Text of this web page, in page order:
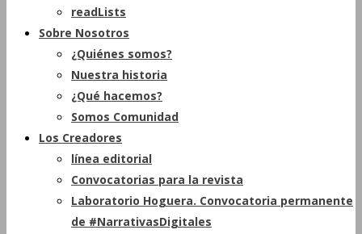
readLists
Sobre Nosotros
¿Quiénes somos?
Nuestra historia
¿Qué hacemos?
Somos Comunidad
Los Creadores
línea editorial
Convocatorias para la revista
Laboratorio Hoguera. Convocatoria permanente
de #NarrativasDigitales